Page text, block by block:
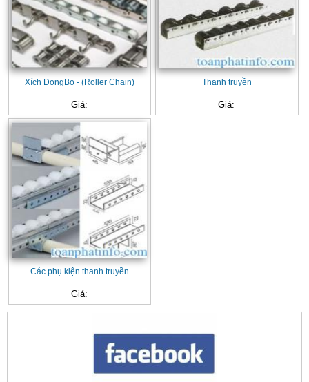
Xích DongBo - (Roller Chain)
Giá:
Thanh truyền
Giá:
Các phụ kiện thanh truyền
Giá: